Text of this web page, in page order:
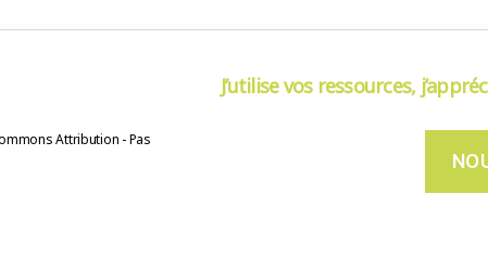
Attribution - Pas
J’utilise vos ressources,